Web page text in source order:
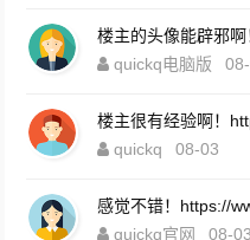
楼主的头像能辟邪
quickq电脑版
楼主很有经验啊！
quickq
08-03
感觉不错！https://
quickq官网
08-03